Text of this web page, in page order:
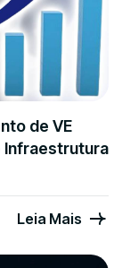
de VE
Infraestrutura
Leia Mais